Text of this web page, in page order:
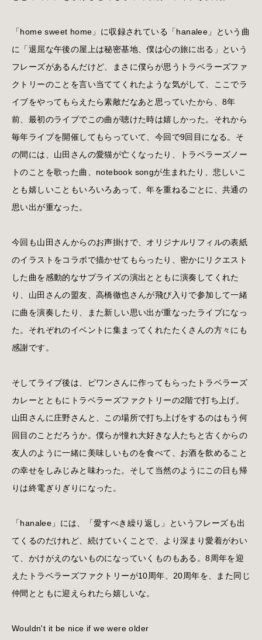
「home sweet home」に収録されている「hanalee」という曲
に「退屈な午後の屋上は秘密基地、僕は心の旅に出る」という
フレーズがあるんだけど、まさに僕らが思うトラベラーズファ
クトリーのことを言い当ててくれたような気がして、ここでラ
イブをやってもらえたら素敵だなあと思っていたから、8年
前、最初のライブでこの曲が聴けた時は嬉しかった。それから
毎年ライブを開催してもらっていて、今回で9回目になる。そ
の間には、山田さんの愛猫が亡くなったり、トラベラーズノー
トのことを歌った曲、notebook songが生まれたり、悲しいこ
とも嬉しいこともいろいろあって、年を重ねるごとに、共通の
思い出が重なった。
今回も山田さんからのお声掛けで、オリジナルリフィルの表紙
のイラストをコラボで描かせてもらったり、密かにリクエスト
した曲を感動的なサプライズの演出とともに演奏してくれた
り、山田さんの盟友、高橋徹也さんが飛び入りで参加して一緒
に曲を演奏したり、また新しい思い出が重なったライブになっ
た。それぞれのイベントに集まってくれたたくさんの方々にも
感謝です。
そしてライブ後は、ピワンさんに作ってもらったトラベラーズ
カレーとともにトラベラーズファクトリーの2階で打ち上げ。
山田さんに庄野さんと、この場所で打ち上げをするのはもう何
回目のことだろうか。僕らが憧れ大好きな人たちと古くからの
友人のように一緒に美味しいものを食べて、お酒を飲めること
の幸せをしみじみと味わった。そして当然のようにこの日も帰
りは終電ぎりぎりになった。
「hanalee」には、「愛すべき繰り返し」というフレーズも出
てくるのだけれど、続けていくことで、より深まり愛着がわい
て、かけがえのないものになっていくものもある。8周年を迎
えたトラベラーズファクトリーが10周年、20周年を、また同じ
仲間とともに迎えられたら嬉しいな。
Wouldn't it be nice if we were older